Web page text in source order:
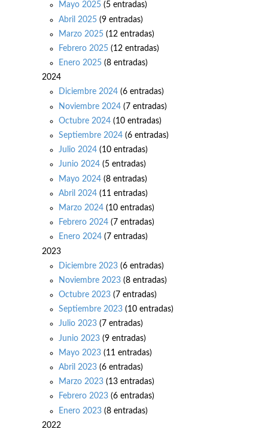
Mayo 2025 (5 entradas)
Abril 2025 (9 entradas)
Marzo 2025 (12 entradas)
Febrero 2025 (12 entradas)
Enero 2025 (8 entradas)
2024
Diciembre 2024 (6 entradas)
Noviembre 2024 (7 entradas)
Octubre 2024 (10 entradas)
Septiembre 2024 (6 entradas)
Julio 2024 (10 entradas)
Junio 2024 (5 entradas)
Mayo 2024 (8 entradas)
Abril 2024 (11 entradas)
Marzo 2024 (10 entradas)
Febrero 2024 (7 entradas)
Enero 2024 (7 entradas)
2023
Diciembre 2023 (6 entradas)
Noviembre 2023 (8 entradas)
Octubre 2023 (7 entradas)
Septiembre 2023 (10 entradas)
Julio 2023 (7 entradas)
Junio 2023 (9 entradas)
Mayo 2023 (11 entradas)
Abril 2023 (6 entradas)
Marzo 2023 (13 entradas)
Febrero 2023 (6 entradas)
Enero 2023 (8 entradas)
2022